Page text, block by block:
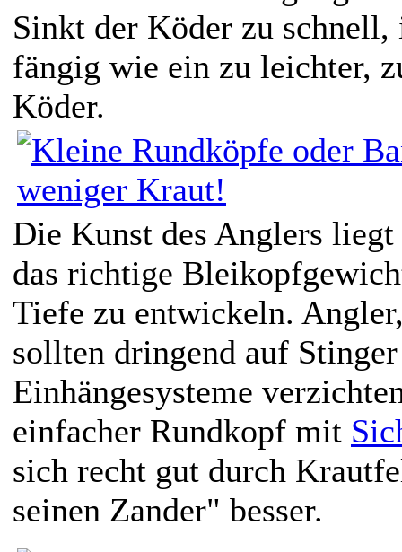
Sinkt der Köder zu schnell,
fängig wie ein zu leichter,
Köder.
Die Kunst des Anglers
das richtige
Tiefe zu entwickeln.
sollten dringend auf
Einhängesysteme
einfacher Rundkopf mit
sich recht gut durch
seinen Zander" besser.